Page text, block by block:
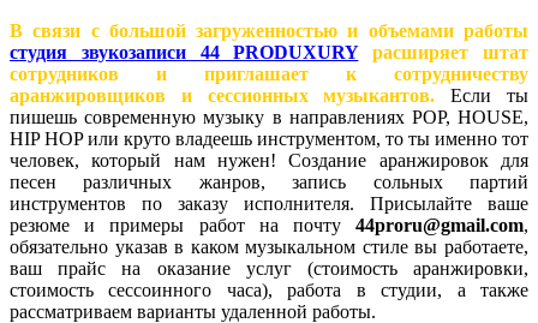
В связи с большой загруженностью и объемами работы
студия звукозаписи 44 PRODUXURYрасширяет штат
сотрудников и приглашает к сотрудничеству
аранжировщиков и сессионных музыкантов. Если ты
пишешь современную музыку в направлениях POP, HOUSE,
HIP HOP или круто владеешь инструментом, то ты именно тот
человек, который нам нужен! Создание аранжировок для
песен различных жанров, запись сольных партий
инструментов по заказу исполнителя. Присылайте ваше
резюме и примеры работ на почту 44proru@gmail.com,
обязательно указав в каком музыкальном стиле вы работаете,
ваш прайс на оказание услуг (стоимость аранжировки,
стоимость сессоинного часа), работа в студии, а также
рассматриваем варианты удаленной работы.